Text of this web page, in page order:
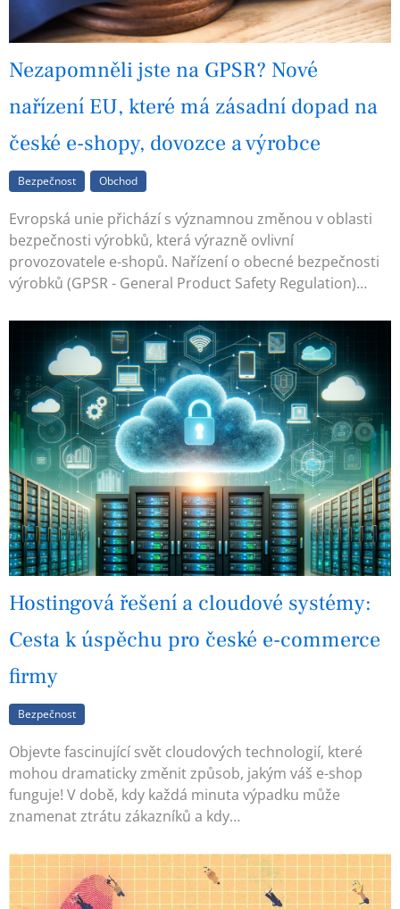
Nezapomněli jste na GPSR? Nové
nařízení EU, které má zásadní dopad na
české e-shopy, dovozce a výrobce
Bezpečnost Obchod
Evropská unie přichází s významnou změnou v oblasti
bezpečnosti výrobků, která výrazně ovlivní
provozovatele e-shopů. Nařízení o obecné bezpečnosti
výrobků (GPSR - General Product Safety Regulation)…
Hostingová řešení a cloudové systémy:
Cesta k úspěchu pro české e-commerce
firmy
Bezpečnost
Objevte fascinující svět cloudových technologií, které
mohou dramaticky změnit způsob, jakým váš e-shop
funguje! V době, kdy každá minuta výpadku může
znamenat ztrátu zákazníků a kdy…